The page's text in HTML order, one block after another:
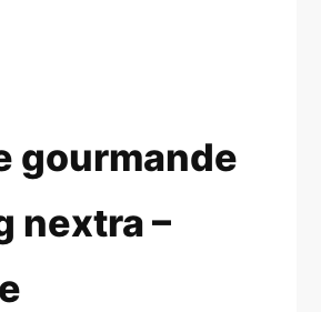
gourmande
nextra –